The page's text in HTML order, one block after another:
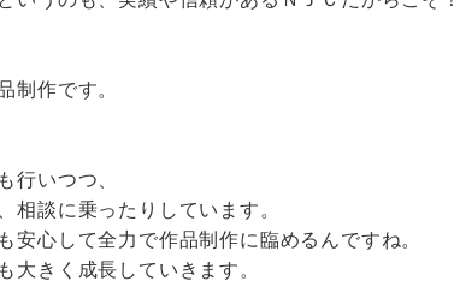
制作です。
行いつつ、
相談に乗ったりしています。
安心して全力で作品制作に臨めるんですね。
大きく成長していきます。